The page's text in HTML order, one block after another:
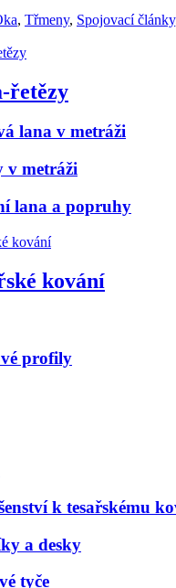
, Třmeny, Spojovací články
řetězy
lana v metráži
v metráži
lana a popruhy
kování
kování
profily
k tesařskému
a desky
tyče